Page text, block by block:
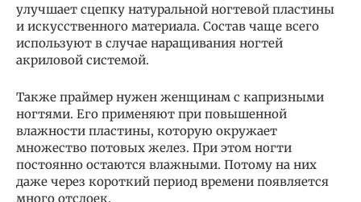
улучшает сцепку натуральной ногтевой пластины
и искусственного материала. Состав чаще всего
используют в случае наращивания ногтей
акриловой системой.
Также праймер нужен женщинам с капризными
ногтями. Его применяют при повышенной
влажности пластины, которую окружает
множество потовых желез. При этом ногти
постоянно остаются влажными. Потому на них
даже через короткий период времени появляется
много отслоек.